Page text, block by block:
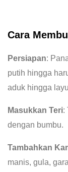
Cara
Persiapan:
putih hingga
aduk hingga
Masukkan Teri:
dengan bumbu.
Tambahkan
manis, gula,